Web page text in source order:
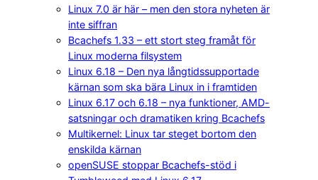
Linux 7.0 är här – men den stora nyheten är
inte siffran
Bcachefs 1.33 – ett stort steg framåt för
Linux moderna filsystem
Linux 6.18 – Den nya långtidssupportade
kärnan som ska bära Linux in i framtiden
Linux 6.17 och 6.18 – nya funktioner, AMD-
satsningar och dramatiken kring Bcachefs
Multikernel: Linux tar steget bortom den
enskilda kärnan
openSUSE stoppar Bcachefs-stöd i